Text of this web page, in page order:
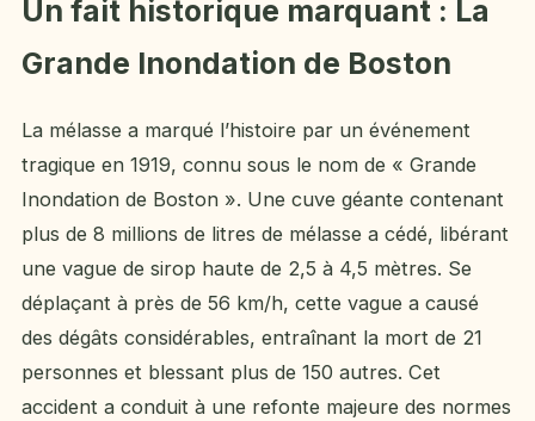
Un fait historique marquant : La
Grande Inondation de Boston
La mélasse a marqué l’histoire par un événement
tragique en 1919, connu sous le nom de « Grande
Inondation de Boston ». Une cuve géante contenant
plus de 8 millions de litres de mélasse a cédé, libérant
une vague de sirop haute de 2,5 à 4,5 mètres. Se
déplaçant à près de 56 km/h, cette vague a causé
des dégâts considérables, entraînant la mort de 21
personnes et blessant plus de 150 autres. Cet
accident a conduit à une refonte majeure des normes